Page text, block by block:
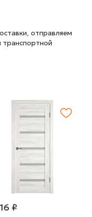
отправляем
транспортной
₽